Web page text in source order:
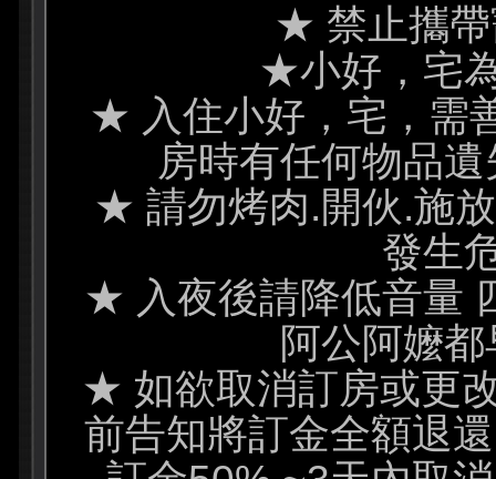
★ 禁止攜帶
★小好，宅
★ 入住小好，宅，需
房時有任何物品
★ 請勿烤肉.開伙.施
發生
★ 入夜後請降低音量
阿公阿嬤
★ 如欲取消訂房或更
前告知將訂金全額退